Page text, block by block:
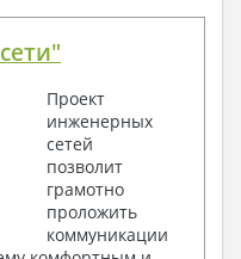
по желанию
с общими данными
и
водоснабжения и
Проект
инженерных
сетей
позволит
грамотно
проложить
коммуникации